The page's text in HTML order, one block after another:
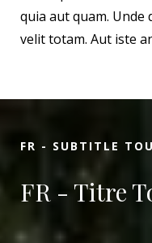
quia aut quam. Unde
velit totam. Aut iste
FR - SUBTITLE
FR - Titre